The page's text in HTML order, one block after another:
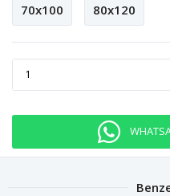
70x100 80x120